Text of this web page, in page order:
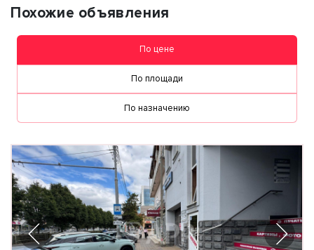
Похожие объявления
По цене
По площади
По назначению